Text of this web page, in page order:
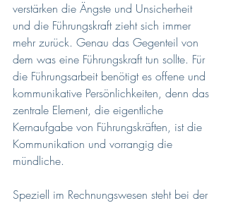
verstärken die Ängste und Unsicherheit
und die Führungskraft zieht sich immer
mehr zurück. Genau das Gegenteil von
dem was eine Führungskraft tun sollte. Für
die Führungsarbeit benötigt es offene und
kommunikative Persönlichkeiten, denn das
zentrale Element, die eigentliche
Kernaufgabe von Führungskräften, ist die
Kommunikation und vorrangig die
mündliche.
Speziell im Rechnungswesen steht bei der